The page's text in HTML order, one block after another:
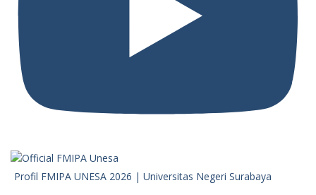
Profil FMIPA UNESA 2026 | Universitas Negeri Surabaya